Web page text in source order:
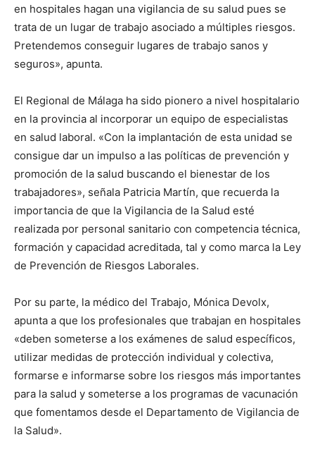
en hospitales hagan una vigilancia de su salud pues se
trata de un lugar de trabajo asociado a múltiples riesgos.
Pretendemos conseguir lugares de trabajo sanos y
seguros», apunta.
El Regional de Málaga ha sido pionero a nivel hospitalario
en la provincia al incorporar un equipo de especialistas
en salud laboral. «Con la implantación de esta unidad se
consigue dar un impulso a las políticas de prevención y
promoción de la salud buscando el bienestar de los
trabajadores», señala Patricia Martín, que recuerda la
importancia de que la Vigilancia de la Salud esté
realizada por personal sanitario con competencia técnica,
formación y capacidad acreditada, tal y como marca la Ley
de Prevención de Riesgos Laborales.
Por su parte, la médico del Trabajo, Mónica Devolx,
apunta a que los profesionales que trabajan en hospitales
«deben someterse a los exámenes de salud específicos,
utilizar medidas de protección individual y colectiva,
formarse e informarse sobre los riesgos más importantes
para la salud y someterse a los programas de vacunación
que fomentamos desde el Departamento de Vigilancia de
la Salud».